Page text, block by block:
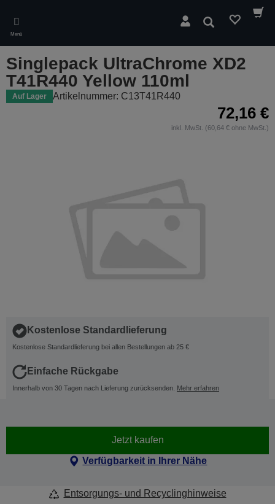
main
content
Menü
Suchen
Singlepack UltraChrome XD2
T41R440 Yellow 110ml
Auf Lager Artikelnummer: C13T41R440
72,16 €
inkl. MwSt. (60,64 € ohne MwSt.)
Kostenlose Standardlieferung
Kostenlose Standardlieferung bei allen Bestellungen ab 25 €
Einfache Rückgabe
Innerhalb von 30 Tagen nach Lieferung zurücksenden. Mehr erfahren
Jetzt kaufen
Verfügbarkeit in Ihrer Nähe
Entsorgungs- und Recyclinghinweise